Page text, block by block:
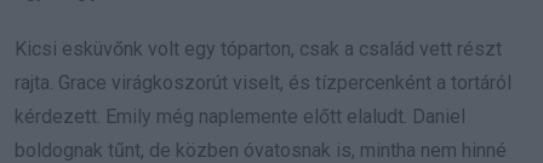
Kicsi esküvőnk volt egy tóparton, csak a család vett részt
rajta. Grace virágkoszorút viselt, és tízpercenként a tortáról
kérdezett. Emily még naplemente előtt elaludt. Daniel
boldognak tűnt, de közben óvatosnak is, mintha nem hinné